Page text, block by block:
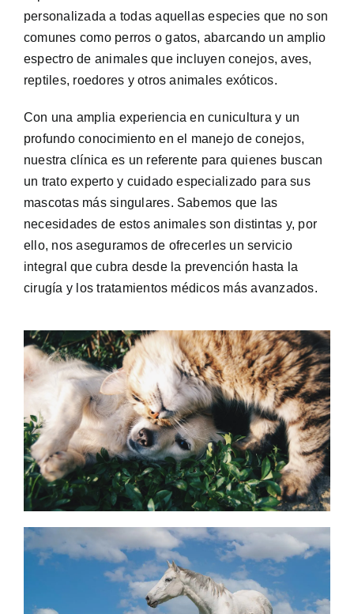
personalizada a todas aquellas especies que no son
comunes como perros o gatos, abarcando un amplio
espectro de animales que incluyen conejos, aves,
reptiles, roedores y otros animales exóticos.
Con una amplia experiencia en cunicultura y un
profundo conocimiento en el manejo de conejos,
nuestra clínica es un referente para quienes buscan
un trato experto y cuidado especializado para sus
mascotas más singulares. Sabemos que las
necesidades de estos animales son distintas y, por
ello, nos aseguramos de ofrecerles un servicio
integral que cubra desde la prevención hasta la
cirugía y los tratamientos médicos más avanzados.